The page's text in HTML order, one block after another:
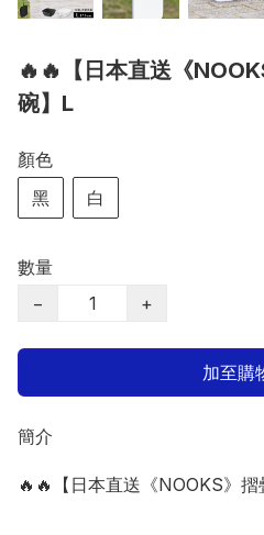
🔥🔥【日本直送《
碗】L
顏色
黑
白
數量
−
+
加至購
簡介
🔥🔥【日本直送《NOOKS》